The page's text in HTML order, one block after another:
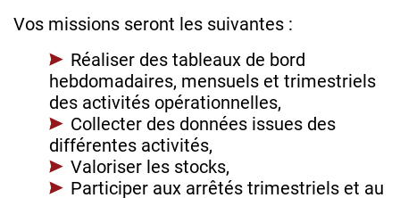
Vos missions seront les suivantes :
Réaliser des tableaux de bord
hebdomadaires, mensuels et trimestriels
des activités opérationnelles,
Collecter des données issues des
différentes activités,
Valoriser les stocks,
Participer aux arrêtés trimestriels et au